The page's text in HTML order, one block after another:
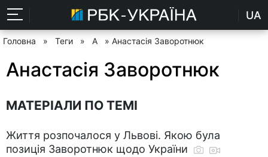
UA
Головна » Теги » А » Анастасія Заворотнюк
Анастасія Заворотнюк
МАТЕРІАЛИ ПО ТЕМІ
Життя розпочалося у Львові. Якою була
позиція Заворотнюк щодо України